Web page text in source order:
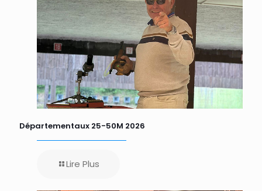
Départementaux 25-50M 2026
Lire Plus